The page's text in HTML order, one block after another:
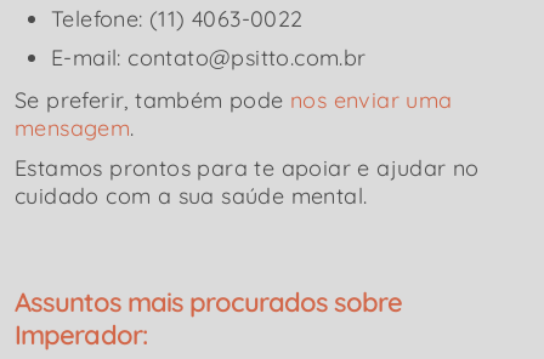
Telefone: (11) 4063-0022
E-mail: contato@psitto.com.br
Se preferir, também pode nos enviar uma
mensagem.
Estamos prontos para te apoiar e ajudar no
cuidado com a sua saúde mental.
Assuntos mais procurados sobre
Imperador: